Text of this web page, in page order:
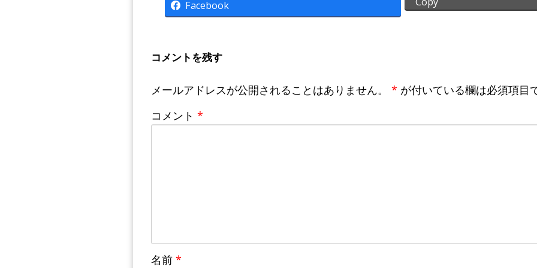
Facebook
コメントを残す
メールアドレスが公開されることはありません。 * が付いている欄は必須項目
コメント *
名前 *